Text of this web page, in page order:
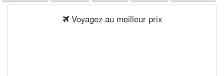
Voyagez au meilleur prix